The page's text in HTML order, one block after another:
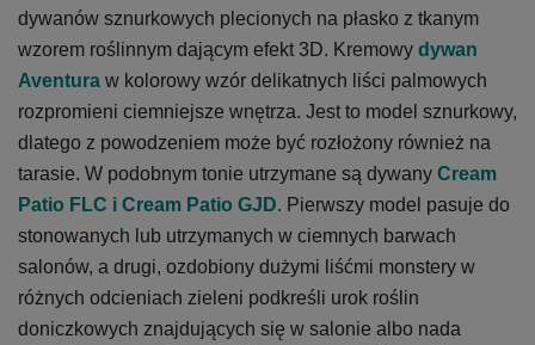
dywanów sznurkowych plecionych na płasko z tkanym
wzorem roślinnym dającym efekt 3D. Kremowy dywan
Aventura w kolorowy wzór delikatnych liści palmowych
rozpromieni ciemniejsze wnętrza. Jest to model sznurkowy,
dlatego z powodzeniem może być rozłożony również na
tarasie. W podobnym tonie utrzymane są dywany Cream
Patio FLC i Cream Patio GJD. Pierwszy model pasuje do
stonowanych lub utrzymanych w ciemnych barwach
salonów, a drugi, ozdobiony dużymi liśćmi monstery w
różnych odcieniach zieleni podkreśli urok roślin
doniczkowych znajdujących się w salonie albo nada